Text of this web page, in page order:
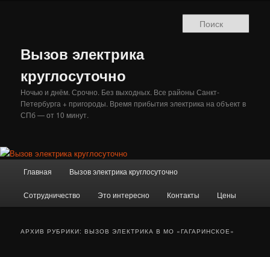
Вызов электрика
круглосуточно
Ночью и днём. Срочно. Без выходных. Все районы Санкт-
Петербурга + пригороды. Время прибытия электрика на объект в
СПб — от 10 минут.
Главная Вызов электрика круглосуточно
Сотрудничество Это интересно Контакты Цены
АРХИВ РУБРИКИ:ВЫЗОВ ЭЛЕКТРИКА В МО «ГАГАРИНСКОЕ»